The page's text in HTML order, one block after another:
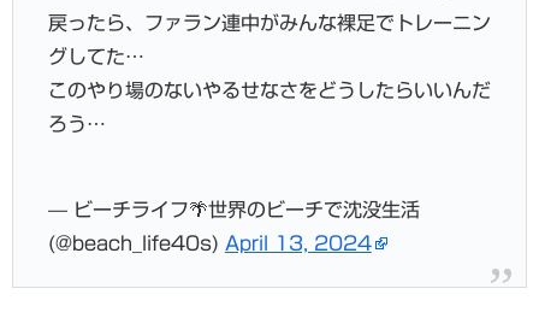
戻ったら、ファラン連中がみんな裸足でトレーニン
グしてた…
このやり場のないやるせなさをどうしたらいいんだ
ろう…
— ビーチライフ🌴世界のビーチで沈没生活
(@beach_life40s) April 13, 2024